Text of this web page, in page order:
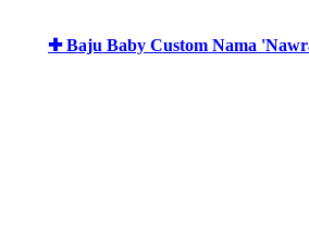
✚ Baju Baby Custom Nama